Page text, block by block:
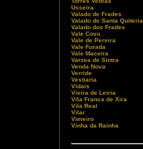
Usseira
Valado de Frades
Valado de Santa Quiteria
Valado dos Frades
Vale Covo
Vale de Pereira
Vale Furada
Vale Maceira
Varzea de Sintra
Venda Nova
Verride
Vestiaria
Vidais
Vieira de Leiria
Vila Franca de Xira
Vila Real
Vilar
Vimeiro
Vinha da Rainha